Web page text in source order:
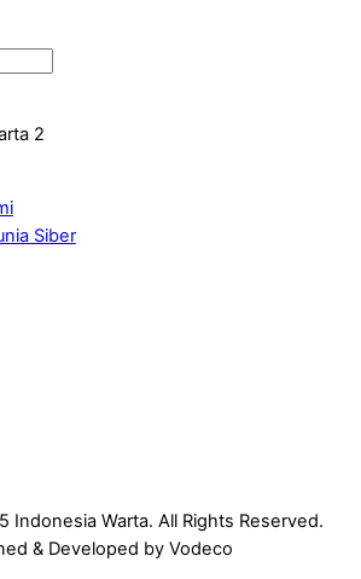
Siber
Warta. All Rights Reserved.
& Developed by Vodeco